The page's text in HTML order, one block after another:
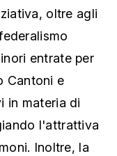
oltre agli
entrate per
Cantoni e
in materia di
l'attrattiva
Inoltre, la